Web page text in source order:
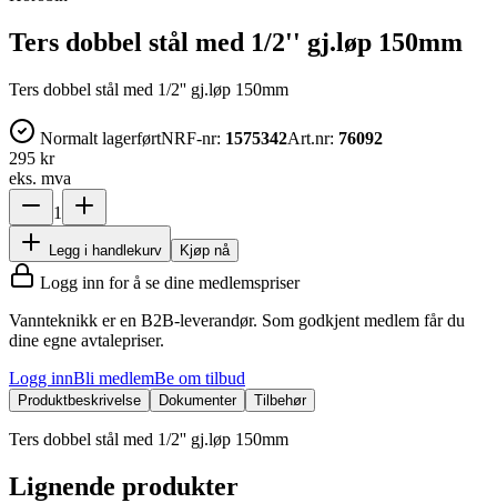
Ters dobbel stål med 1/2'' gj.løp 150mm
Ters dobbel stål med 1/2'' gj.løp 150mm
Normalt lagerførtNRF-nr: 1575342Art.nr: 76092
295 kr
eks. mva
1
Legg i handlekurv Kjøp nå
Logg inn for å se dine medlemspriser
Vannteknikk er en B2B-leverandør. Som godkjent medlem får du
dine egne avtalepriser.
Logg innBli medlemBe om tilbud
Produktbeskrivelse Dokumenter Tilbehør
Ters dobbel stål med 1/2'' gj.løp 150mm
Lignende produkter